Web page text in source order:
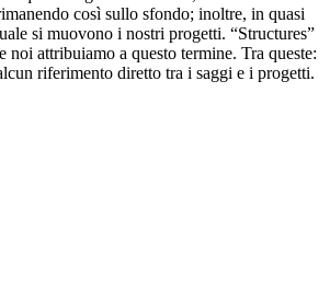
così sullo sfondo; inoltre, in quasi
si muovono i nostri progetti. “Structures”
attribuiamo a questo termine. Tra queste:
riferimento diretto tra i saggi e i progetti.